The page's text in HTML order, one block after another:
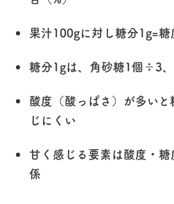
果汁100gに対し糖分1g=糖
糖分1gは、角砂糖1個÷3
酸度（酸っぱさ）が多い
じにくい
甘く感じる要素は酸度・
係